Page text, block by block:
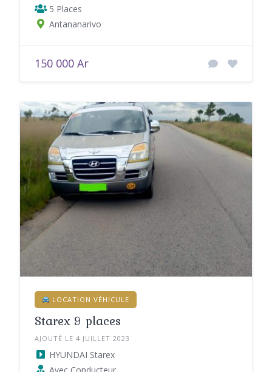
5 Places
Antananarivo
150 000 Ar
LOCATION VÉHICULE
Starex 9 places
AJOUTÉ LE 4 JUILLET 2023
HYUNDAI Starex
Avec Conducteur